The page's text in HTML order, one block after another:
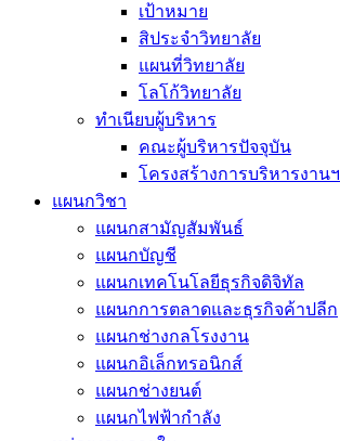
เป้าหมาย
สิประจำวิทยาลัย
แผนที่วิทยาลัย
โลโก้วิทยาลัย
ทำเนียบผู้บริหาร
คณะผู้บริหารปัจจุบัน
โครงสร้างการบริหารงานฯ
แผนกวิชา
แผนกสามัญสัมพันธ์
แผนกบัญชี
แผนกเทคโนโลยีธุรกิจดิจิทัล
แผนกการตลาดและธุรกิจค้าปลีก
แผนกช่างกลโรงงาน
แผนกอิเล็กทรอนิกส์
แผนกช่างยนต์
แผนกไฟฟ้ากำลัง